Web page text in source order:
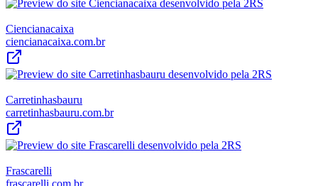
Ciencianacaixa
ciencianacaixa.com.br
Carretinhasbauru
carretinhasbauru.com.br
Frascarelli
frascarelli.com.br